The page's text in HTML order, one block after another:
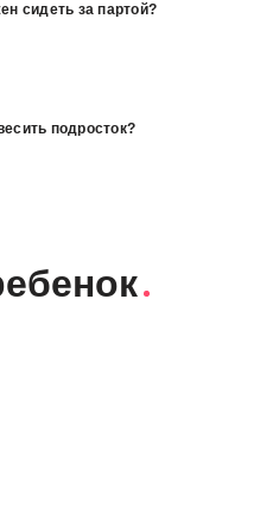
сидеть за партой?
подросток?